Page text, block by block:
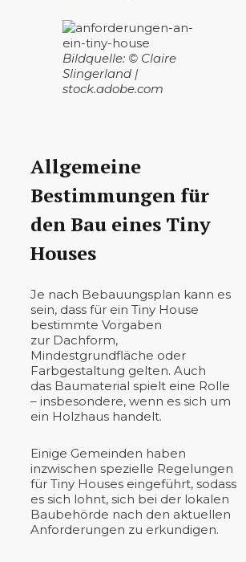
Bildquelle: © Claire
Slingerland |
stock.adobe.com
Allgemeine
Bestimmungen für
den Bau eines Tiny
Houses
Je nach Bebauungsplan kann es
sein, dass für ein Tiny House
bestimmte Vorgaben
zur Dachform,
Mindestgrundfläche oder
Farbgestaltung gelten. Auch
das Baumaterial spielt eine Rolle
– insbesondere, wenn es sich um
ein Holzhaus handelt.
Einige Gemeinden haben
inzwischen spezielle Regelungen
für Tiny Houses eingeführt, sodass
es sich lohnt, sich bei der lokalen
Baubehörde nach den aktuellen
Anforderungen zu erkundigen.